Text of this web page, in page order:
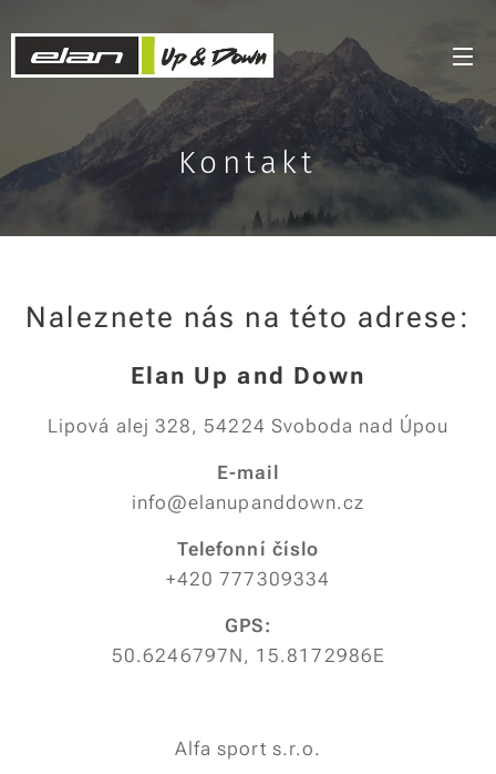
Kontakt
Naleznete nás na této adrese:
Elan Up and Down
Lipová alej 328, 54224 Svoboda nad Úpou
E-mail
info@elanupanddown.cz
Telefonní číslo
+420 777309334
GPS:
50.6246797N, 15.8172986E
Alfa sport s.r.o.